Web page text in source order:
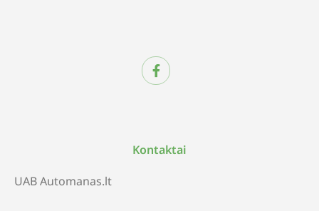
Kontaktai
UAB Automanas.lt